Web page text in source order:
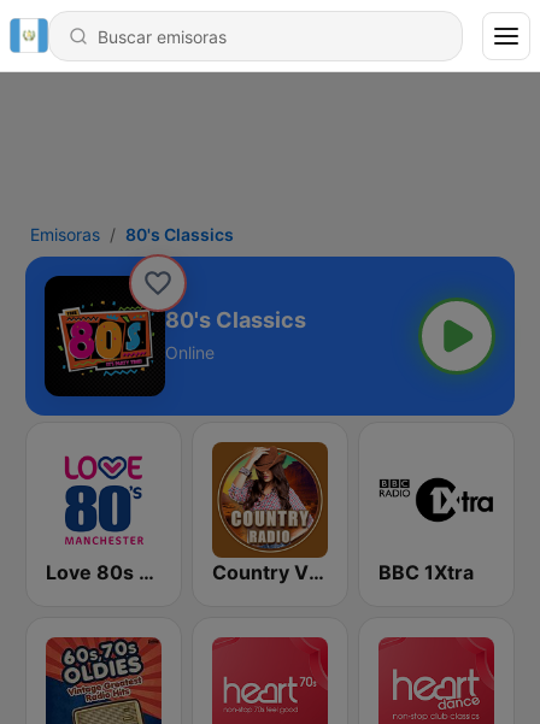
Emisoras 80's Classics
80's Classics
Online
Love 80s - Manchester Country Vibes BBC 1Xtra